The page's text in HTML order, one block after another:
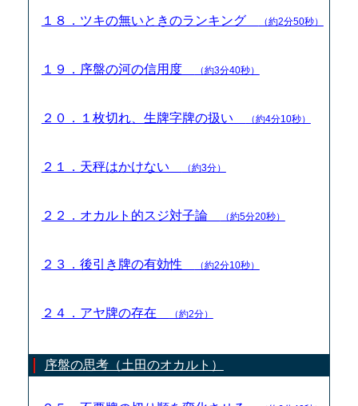
１８．ツキの無いときのランキング （約2分50秒）
１９．序盤の河の信用度 （約3分40秒）
２０．１枚切れ、生牌字牌の扱い （約4分10秒）
２１．天秤はかけない （約3分）
２２．オカルト的スジ対子論 （約5分20秒）
２３．後引き牌の有効性 （約2分10秒）
２４．アヤ牌の存在 （約2分）
序盤の思考（土田のオカルト）